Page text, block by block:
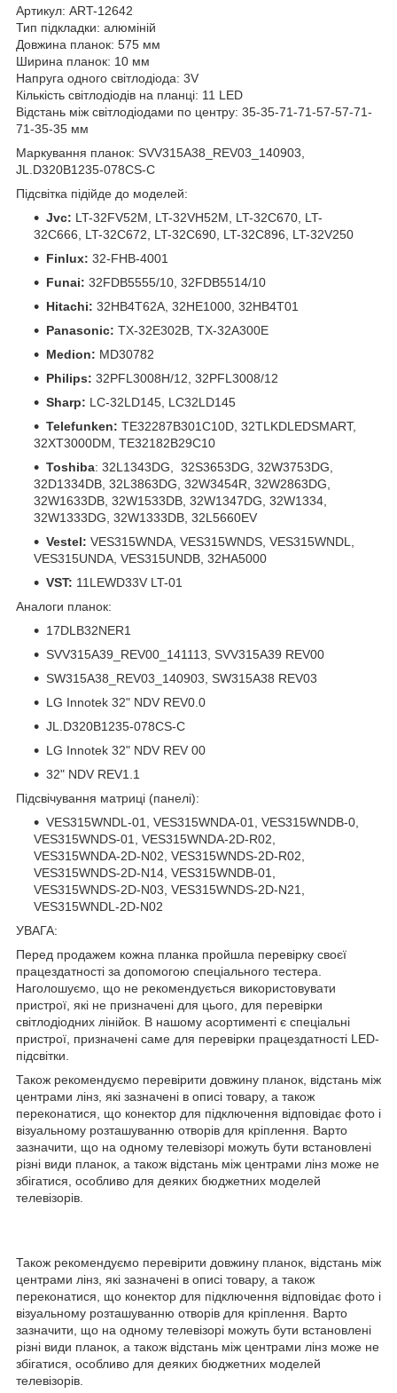
Артикул: ART-12642
Тип підкладки: алюміній
Довжина планок: 575 мм
Ширина планок: 10 мм
Напруга одного світлодіода: 3V
Кількість світлодіодів на планці: 11 LED
Відстань між світлодіодами по центру: 35-35-71-71-57-57-71-
71-35-35 мм
Маркування планок: SVV315A38_REV03_140903,
JL.D320B1235-078CS-C
Підсвітка підійде до моделей:
Jvc: LT-32FV52M, LT-32VH52M, LT-32C670, LT-
32C666, LT-32C672, LT-32C690, LT-32C896, LT-32V250
Finlux: 32-FHB-4001
Funai: 32FDB5555/10, 32FDB5514/10
Hitachi: 32HB4T62A, 32HE1000, 32HB4T01
Panasonic: TX-32E302B, TX-32A300E
Medion: MD30782
Philips: 32PFL3008H/12, 32PFL3008/12
Sharp: LC-32LD145, LC32LD145
Telefunken: TE32287B301C10D, 32TLKDLEDSMART,
32XT3000DM, TE32182B29C10
Toshiba: 32L1343DG, 32S3653DG, 32W3753DG,
32D1334DB, 32L3863DG, 32W3454R, 32W2863DG,
32W1633DB, 32W1533DB, 32W1347DG, 32W1334,
32W1333DG, 32W1333DB, 32L5660EV
Vestel: VES315WNDA, VES315WNDS, VES315WNDL,
VES315UNDA, VES315UNDB, 32HA5000
VST: 11LEWD33V LT-01
Аналоги планок:
17DLB32NER1
SVV315A39_REV00_141113, SVV315A39 REV00
SW315A38_REV03_140903, SW315A38 REV03
LG Innotek 32" NDV REV0.0
JL.D320B1235-078CS-C
LG Innotek 32" NDV REV 00
32" NDV REV1.1
Підсвічування матриці (панелі):
VES315WNDL-01, VES315WNDA-01, VES315WNDB-0,
VES315WNDS-01, VES315WNDA-2D-R02,
VES315WNDA-2D-N02, VES315WNDS-2D-R02,
VES315WNDS-2D-N14, VES315WNDB-01,
VES315WNDS-2D-N03, VES315WNDS-2D-N21,
VES315WNDL-2D-N02
УВАГА:
Перед продажем кожна планка пройшла перевірку своєї
працездатності за допомогою спеціального тестера.
Наголошуємо, що не рекомендується використовувати
пристрої, які не призначені для цього, для перевірки
світлодіодних лінійок. В нашому асортименті є спеціальні
пристрої, призначені саме для перевірки працездатності LED-
підсвітки.
Також рекомендуємо перевірити довжину планок, відстань між
центрами лінз, які зазначені в описі товару, а також
переконатися, що конектор для підключення відповідає фото і
візуальному розташуванню отворів для кріплення. Варто
зазначити, що на одному телевізорі можуть бути встановлені
різні види планок, а також відстань між центрами лінз може не
збігатися, особливо для деяких бюджетних моделей
телевізорів.
Також рекомендуємо перевірити довжину планок, відстань між
центрами лінз, які зазначені в описі товару, а також
переконатися, що конектор для підключення відповідає фото і
візуальному розташуванню отворів для кріплення. Варто
зазначити, що на одному телевізорі можуть бути встановлені
різні види планок, а також відстань між центрами лінз може не
збігатися, особливо для деяких бюджетних моделей
телевізорів.